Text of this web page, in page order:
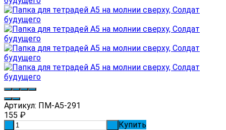
Артикул: ПМ-А5-291
155 ₽
Купить